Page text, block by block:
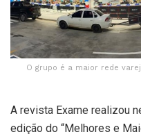
O grupo é a maior rede
A revista Exame realizou
edição do “Melhores e